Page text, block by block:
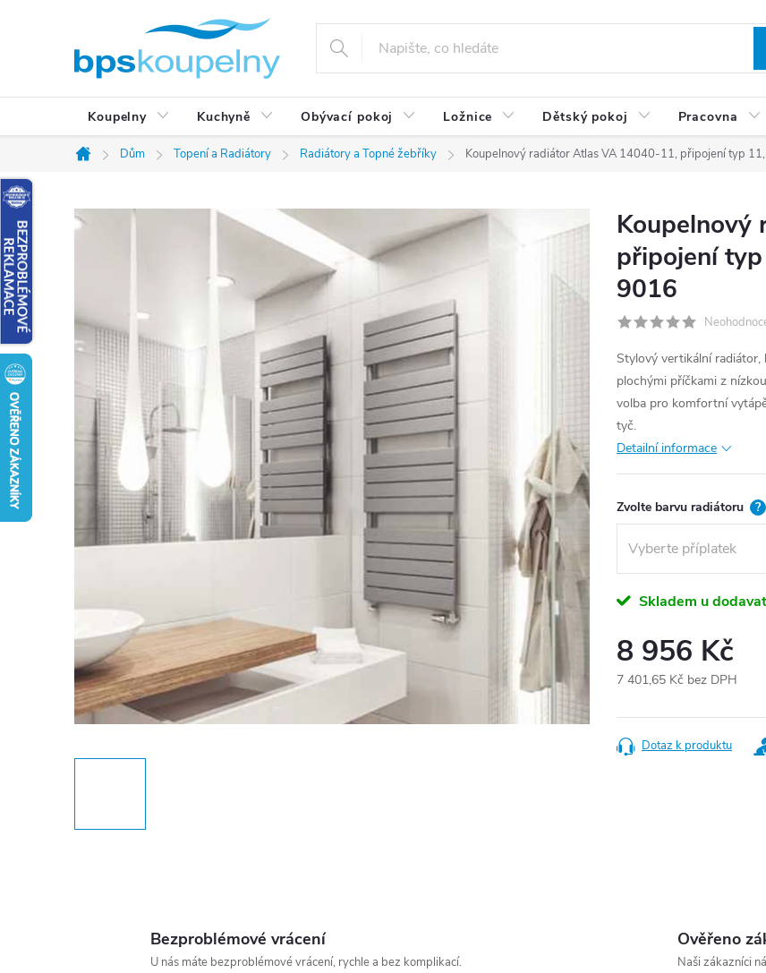
Koupelny Kuchyně Obývací pokoj Ložnice Dětský pokoj Pracovna
Domů
Dům Topení a Radiátory Radiátory a Topné žebříky Koupelnový radiátor Atlas VA 14040-11, připojení typ
Koupelnový
připojení
9016
Stylový vertikální radiátor,
plochými příčkami z
volba pro komfortní
tyč.
Detailní informace
Zvolte barvu radiátoru ?
Skladem u
8 956 Kč
7 401,65 Kč bez DPH
cena:
Dotaz k produktu
Bezproblémové vrácení
U nás máte bezproblémové vrácení, rychle a bez komplikací.
Ověřeno
Naši zákazníci